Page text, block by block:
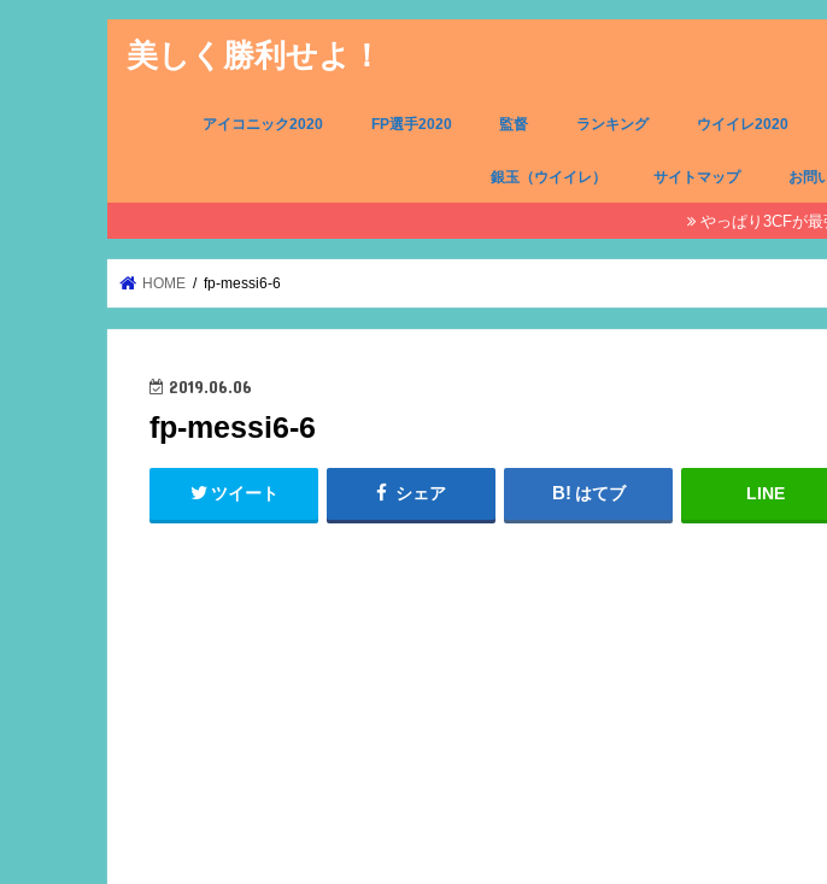
美しく勝利せよ！
アイコニック2020 FP選手2020 監督 ランキング ウイイレ2020
銀玉（ウイイレ） サイトマップ お問
やっぱり3CFが最
HOME fp-messi6-6
2019.06.06
fp-messi6-6
ツイート シェア はてブ LINE